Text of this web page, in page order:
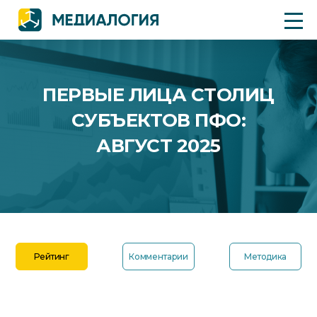
ПЕРВЫЕ ЛИЦА СТОЛИЦ
СУБЪЕКТОВ ПФО:
АВГУСТ 2025
Рейтинг Комментарии Методика